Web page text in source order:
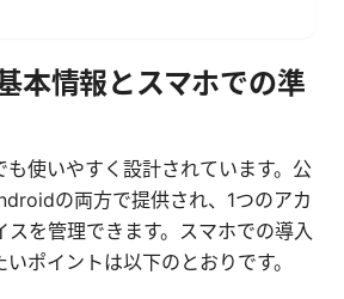
本情報とスマホでの準
使いやすく設計されています。公
の両方で提供され、1つのアカ
スを管理できます。スマホでの導入
ポイントは以下のとおりです。